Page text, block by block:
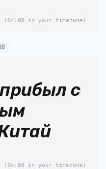
(04:08 in your timezone)
с
(04:08 in your timezone)